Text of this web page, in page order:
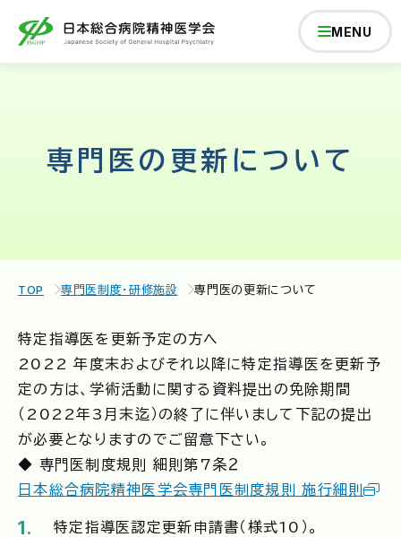
MENU
学会について
専門医制度・研修施設
News お問い合わせ
専門医の更新について
TOP 専門医制度・研修施設 専門医の更新について
特定指導医を更新予定の方へ
2022 年度末およびそれ以降に特定指導医を更新予
定の方は、学術活動に関する資料提出の免除期間
（2022年3月末迄）の終了に伴いまして下記の提出
が必要となりますのでご留意下さい。
◆ 専門医制度規則 細則第7条２
日本総合病院精神医学会専門医制度規則 施行細則
特定指導医認定更新申請書（様式10）。